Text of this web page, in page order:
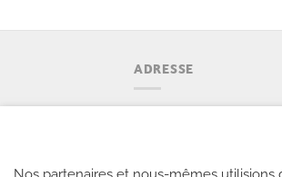
ADRESSE
Nos partenaires et nous-mêmes